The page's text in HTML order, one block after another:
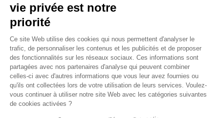
Professionnels, des prestations ad hoc
Rejoignez un réseau national, nous recrutons !
Liens utiles
Mentions légales
Données personnelles
vie privée est notre
priorité
Ce site Web utilise des cookies qui nous permettent d'analyser le
trafic, de personnaliser les contenus et les publicités et de proposer
des fonctionnalités sur les réseaux sociaux. Ces informations sont
partagées avec nos partenaires d'analyse qui peuvent combiner
celles-ci avec d'autres informations que vous leur avez fournies ou
qu'ils ont collectées lors de votre utilisation de leurs services. Voulez-
vous continuer à utiliser notre site Web avec les catégories suivantes
de cookies activées ?